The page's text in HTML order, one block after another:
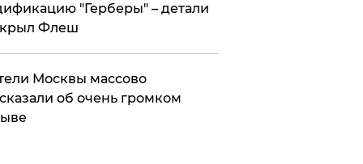
"Герберы" – детали
Флеш
Москвы массово
об очень громком